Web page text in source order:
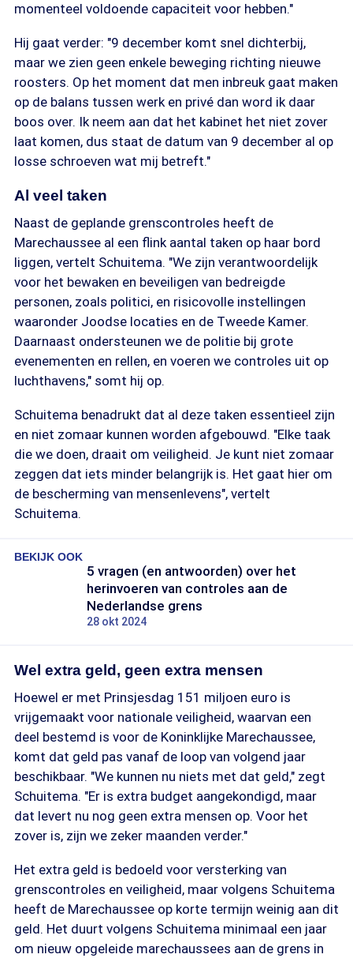
momenteel voldoende capaciteit voor hebben."
Hij gaat verder: "9 december komt snel dichterbij,
maar we zien geen enkele beweging richting nieuwe
roosters. Op het moment dat men inbreuk gaat maken
op de balans tussen werk en privé dan word ik daar
boos over. Ik neem aan dat het kabinet het niet zover
laat komen, dus staat de datum van 9 december al op
losse schroeven wat mij betreft."
Al veel taken
Naast de geplande grenscontroles heeft de
Marechaussee al een flink aantal taken op haar bord
liggen, vertelt Schuitema. "We zijn verantwoordelijk
voor het bewaken en beveiligen van bedreigde
personen, zoals politici, en risicovolle instellingen
waaronder Joodse locaties en de Tweede Kamer.
Daarnaast ondersteunen we de politie bij grote
evenementen en rellen, en voeren we controles uit op
luchthavens," somt hij op.
Schuitema benadrukt dat al deze taken essentieel zijn
en niet zomaar kunnen worden afgebouwd. "Elke taak
die we doen, draait om veiligheid. Je kunt niet zomaar
zeggen dat iets minder belangrijk is. Het gaat hier om
de bescherming van mensenlevens", vertelt
Schuitema.
BEKIJK OOK
5 vragen (en antwoorden) over het
herinvoeren van controles aan de
Nederlandse grens
28 okt 2024
Wel extra geld, geen extra mensen
Hoewel er met Prinsjesdag 151 miljoen euro is
vrijgemaakt voor nationale veiligheid, waarvan een
deel bestemd is voor de Koninklijke Marechaussee,
komt dat geld pas vanaf de loop van volgend jaar
beschikbaar. "We kunnen nu niets met dat geld," zegt
Schuitema. "Er is extra budget aangekondigd, maar
dat levert nu nog geen extra mensen op. Voor het
zover is, zijn we zeker maanden verder."
Het extra geld is bedoeld voor versterking van
grenscontroles en veiligheid, maar volgens Schuitema
heeft de Marechaussee op korte termijn weinig aan dit
geld. Het duurt volgens Schuitema minimaal een jaar
om nieuw opgeleide marechaussees aan de grens in